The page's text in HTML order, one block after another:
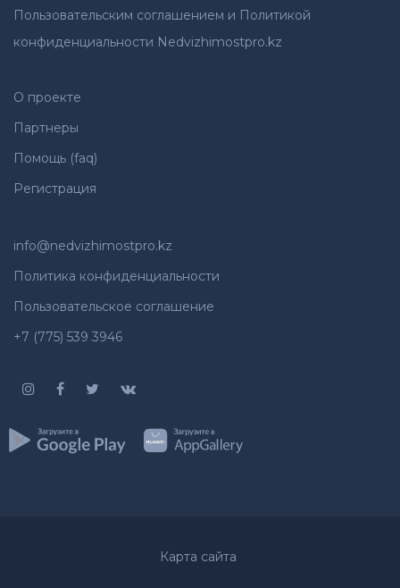
Пользовательским соглашением и Политикой
конфиденциальности Nedvizhimostpro.kz
О проекте
Партнеры
Помощь (faq)
Регистрация
info@nedvizhimostpro.kz
Политика конфиденциальности
Пользовательское соглашение
+7 (775) 539 3946
Карта сайта